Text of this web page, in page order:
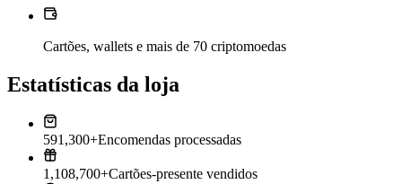
Cartões, wallets e mais de 70 criptomoedas
Estatísticas da loja
591,300+Encomendas processadas
1,108,700+Cartões-presente vendidos